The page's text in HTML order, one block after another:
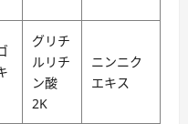
グリチ
ルリチ
ン酸
2K
ニンニク
エキス